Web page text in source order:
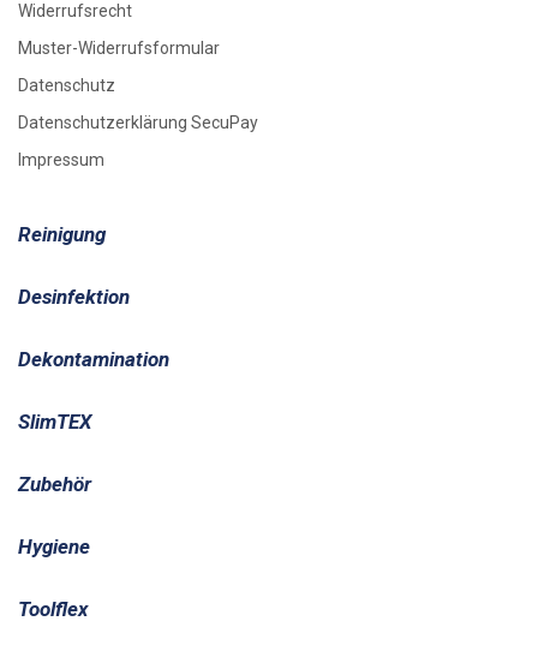
Widerrufsrecht
Muster-Widerrufsformular
Datenschutz
Datenschutzerklärung SecuPay
Impressum
Reinigung
Desinfektion
Dekontamination
SlimTEX
Zubehör
Hygiene
Toolflex